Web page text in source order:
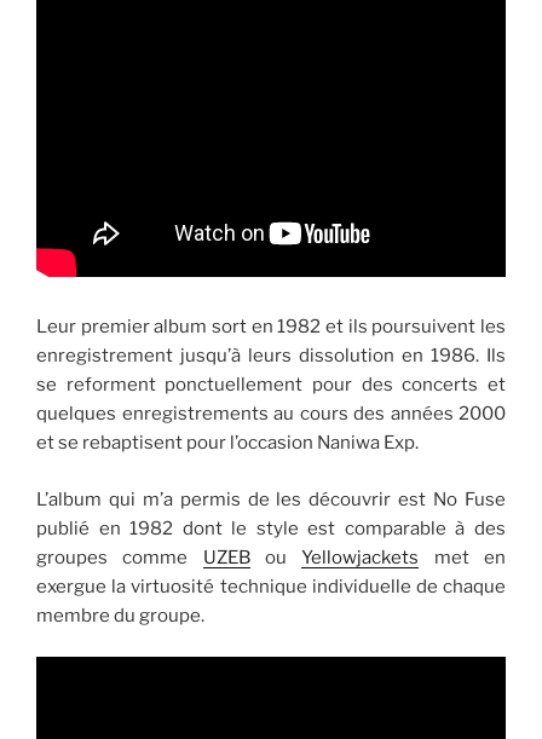
Leur premier album sort en 1982 et ils poursuivent les
enregistrement jusqu’à leurs dissolution en 1986. Ils
se reforment ponctuellement pour des concerts et
quelques enregistrements au cours des années 2000
et se rebaptisent pour l’occasion Naniwa Exp.
L’album qui m’a permis de les découvrir est No Fuse
publié en 1982 dont le style est comparable à des
groupes comme UZEBouYellowjackets met en
exergue la virtuosité technique individuelle de chaque
membre du groupe.